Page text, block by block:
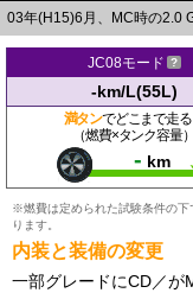
03年(H15)6月、MC時の2.0
JC08モード
-km/L(55L)
満タンでどこまで走る
（燃費×タンク容量）
- km
※燃費は定められた試験条件の下
ります。
内装と装備の変更
一部グレードにCD／が